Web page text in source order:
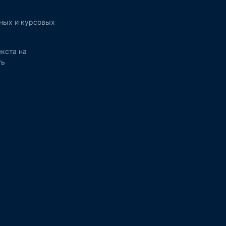
и курсовых
на